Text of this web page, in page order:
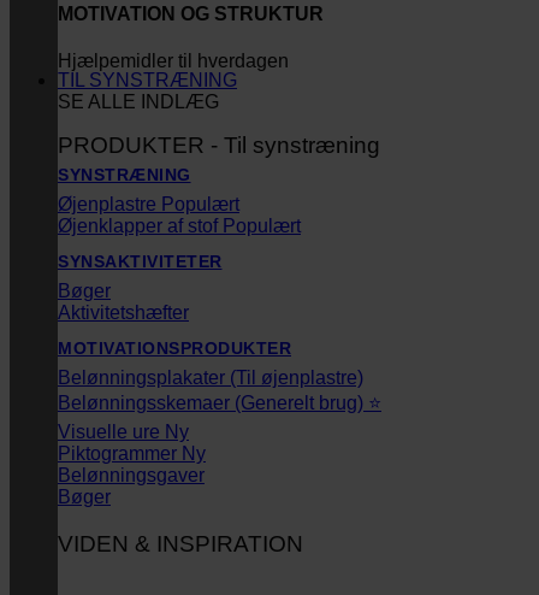
MOTIVATION OG STRUKTUR
Hjælpemidler til hverdagen
SE ALLE INDLÆG
TIL SYNSTRÆNING
PRODUKTER - Til synstræning
SYNSTRÆNING
Øjenplastre
Øjenklapper af stof
SYNSAKTIVITETER
Bøger
Aktivitetshæfter
MOTIVATIONSPRODUKTER
Belønningsplakater (Til øjenplastre)
Belønningsskemaer (Generelt brug) ⭐
Visuelle ure
Piktogrammer
Belønningsgaver
Bøger
VIDEN & INSPIRATION